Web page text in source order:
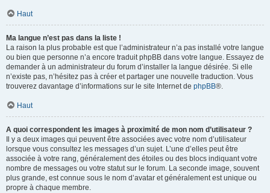
Haut
Ma langue n’est pas dans la liste !
La raison la plus probable est que l’administrateur n’a pas installé votre langue
ou bien que personne n’a encore traduit phpBB dans votre langue. Essayez de
demander à un administrateur du forum d’installer la langue désirée. Si elle
n’existe pas, n’hésitez pas à créer et partager une nouvelle traduction. Vous
trouverez davantage d’informations sur le site Internet de phpBB®.
Haut
A quoi correspondent les images à proximité de mon nom d’utilisateur ?
Il y a deux images qui peuvent être associées avec votre nom d’utilisateur
lorsque vous consultez les messages d’un sujet. L’une d’elles peut être
associée à votre rang, généralement des étoiles ou des blocs indiquant votre
nombre de messages ou votre statut sur le forum. La seconde image, souvent
plus grande, est connue sous le nom d’avatar et généralement est unique ou
propre à chaque membre.